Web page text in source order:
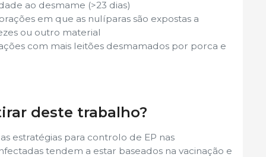
ao desmame (>23 dias)
em que as nulíparas são expostas a
ou outro material
com mais leitões desmamados por porca e
deste trabalho?
estratégias para controlo de EP nas
tendem a estar baseados na vacinação e